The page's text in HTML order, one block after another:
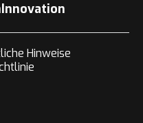
Innovation
Hinweise